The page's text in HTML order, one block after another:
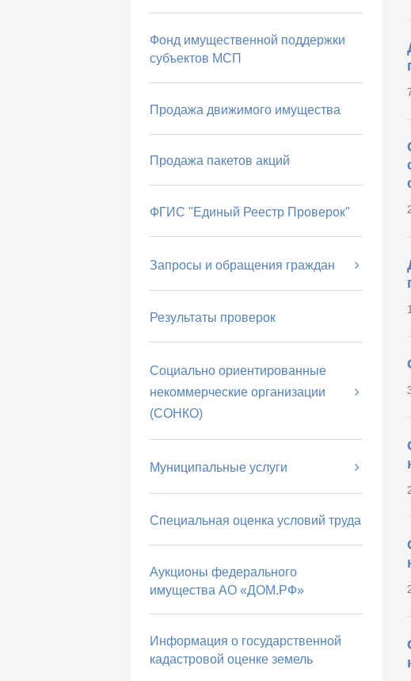
Фонд имущественной поддержки
субъектов МСП
Продажа движимого имущества
Продажа пакетов акций
ФГИС "Единый Реестр Проверок"
Запросы и обращения граждан
Результаты проверок
Социально ориентированные
некоммерческие организации
(СОНКО)
Муниципальные услуги
Специальная оценка условий труда
Аукционы федерального
имущества АО «ДОМ.РФ»
Информация о государственной
кадастровой оценке земель